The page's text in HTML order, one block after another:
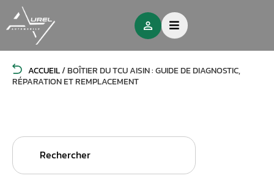
ACCUEIL/BOÎTIER DU TCU AISIN : GUIDE DE DIAGNOSTIC,
RÉPARATION ET REMPLACEMENT
Search